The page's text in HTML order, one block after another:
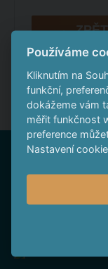
← ZPĚT
Používáme
Kliknutím na
funkční,
dokážeme vám
měřit funkčnost
preference
Nastavení